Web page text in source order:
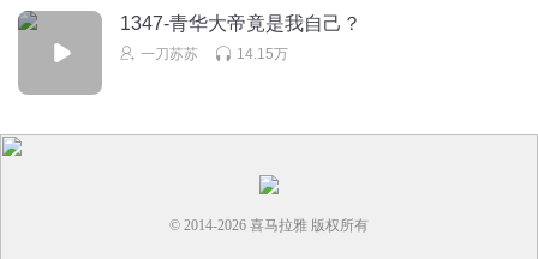
1347-青华大帝竟是我自己？
一刀苏苏 14.15万
© 2014-2026 喜马拉雅 版权所有